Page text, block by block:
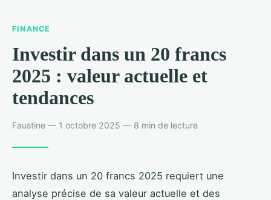
FINANCE
Investir dans un 20 francs
2025 : valeur actuelle et
tendances
Faustine — 1 octobre 2025 — 8 min de lecture
Investir dans un 20 francs 2025 requiert une
analyse précise de sa valeur actuelle et des